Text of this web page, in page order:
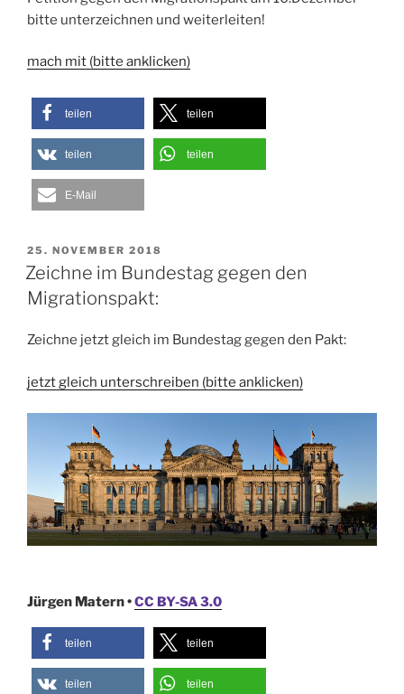
bitte unterzeichnen und weiterleiten!
mach mit (bitte anklicken)
teilen teilen
teilen teilen
E-Mail
VERÖFFENTLICHT
AM
25. NOVEMBER 2018
Zeichne im Bundestag gegen den
Migrationspakt:
Zeichne jetzt gleich im Bundestag gegen den Pakt:
jetzt gleich unterschreiben (bitte anklicken)
Jürgen Matern •CC BY-SA 3.0
teilen teilen
teilen teilen